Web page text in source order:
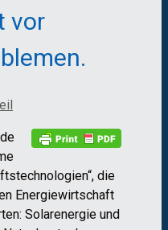
vor
die
Energiewirtschaft
Solarenergie und